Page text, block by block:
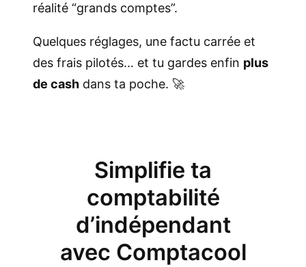
réalité “grands comptes”.
Quelques réglages, une factu carrée et
des frais pilotés… et tu gardes enfin plus
de cash dans ta poche. 🚀
Simplifie ta
comptabilité
d’indépendant
avec Comptacool